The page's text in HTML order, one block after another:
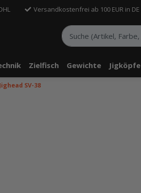
Versandkostenfrei ab 100 EUR in DE
Zielfisch Gewichte Jigköpfe
SV-38